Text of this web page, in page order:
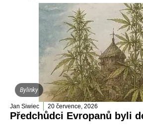
Bylinky
Jan Siwiec 20 července, 2026
Předchůdci Evropanů byli